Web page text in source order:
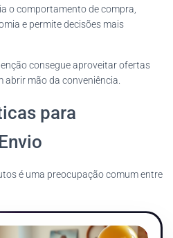
o comportamento de compra,
e permite decisões mais
consegue aproveitar ofertas
abrir mão da conveniência.
para
é uma preocupação comum entre